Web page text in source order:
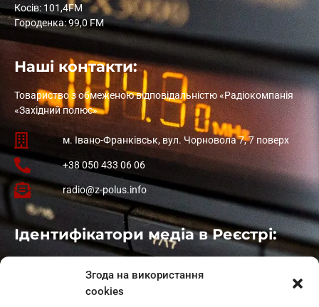
Згода на використання
cookies
Косів: 101,4FM
Городенка: 99,0 FM
Наші контакти:
Товариство з обмеженою відповідальністю «Радіокомпанія
«Західний полюс»
м. Івано-Франківськ, вул. Чорновола 7, 7 поверх
+38 050 433 06 06
radio@z-polus.info
Ідентифікатори медіа в Реєстрі:
: L11-01410
: L11-01801